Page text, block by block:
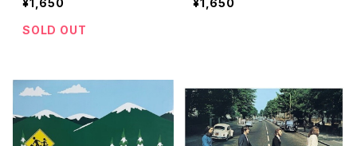
decor garage decor 【A
457】
¥1,650
SOLD OUT
wall decor garage deco
¥1,650